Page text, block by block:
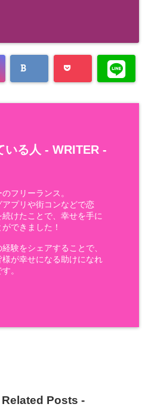
いる人 - WRITER -
のフリーランス。
アプリや街コンなどで恋
けたことで、幸せを手に
できました！
験をシェアすることで、
様が幸せになる助けになれ
。
Related Posts -